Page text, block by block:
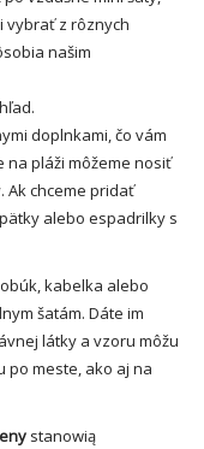
vybrať z rôznych
našim
doplnkami, čo vám
na pláži môžeme nosiť
Ak chceme pridať
alebo espadrilky s
kabelka alebo
šatám. Dáte im
látky a vzoru môžu
po meste, ako aj na
stanowią